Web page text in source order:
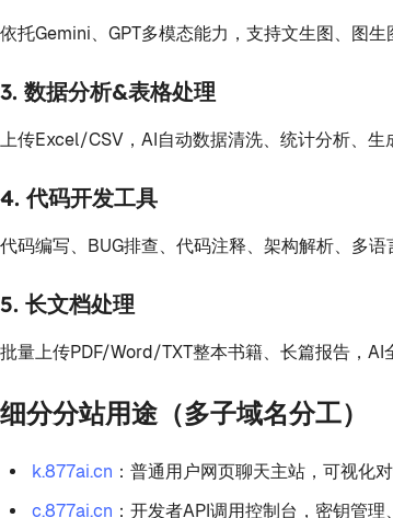
依托Gemini、GPT多模态能力，支持文生图、图
3. 数据分析&表格处理
上传Excel/CSV，AI自动数据清洗、统计分析、
4. 代码开发工具
代码编写、BUG排查、代码注释、架构解析、多
5. 长文档处理
批量上传PDF/Word/TXT整本书籍、长篇报告，
细分分站用途（多子域名分工）
k.877ai.cn ：普通用户网页聊天主站，可视化
c.877ai.cn ：开发者API调用控制台，密钥管